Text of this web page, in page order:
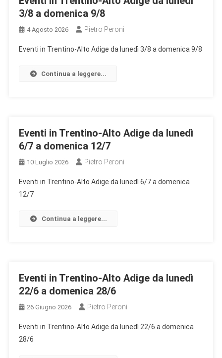
3/8 a domenica 9/8
4 Agosto 2026 Pietro Peroni
Eventi in Trentino-Alto Adige da lunedì 3/8 a domenica 9/8
Continua a leggere...
Eventi in Trentino-Alto Adige da lunedì
6/7 a domenica 12/7
10 Luglio 2026 Pietro Peroni
Eventi in Trentino-Alto Adige da lunedì 6/7 a domenica
12/7
Continua a leggere...
Eventi in Trentino-Alto Adige da lunedì
22/6 a domenica 28/6
26 Giugno 2026 Pietro Peroni
Eventi in Trentino-Alto Adige da lunedì 22/6 a domenica
28/6